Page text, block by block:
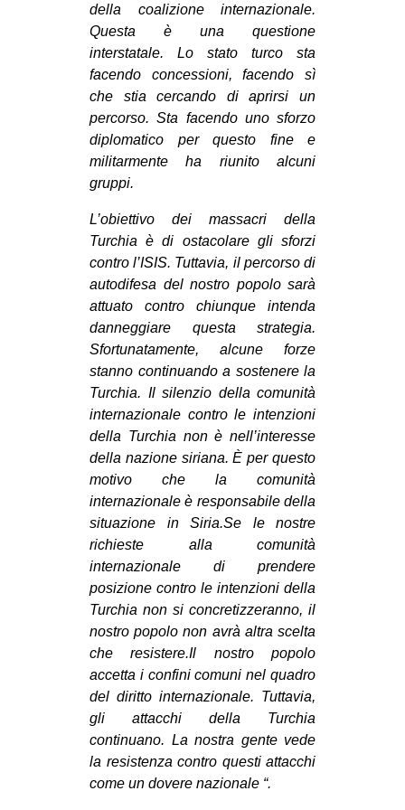
della coalizione internazionale.
Questa è una questione
interstatale. Lo stato turco sta
facendo concessioni, facendo sì
che stia cercando di aprirsi un
percorso. Sta facendo uno sforzo
diplomatico per questo fine e
militarmente ha riunito alcuni
gruppi.
L’obiettivo dei massacri della
Turchia è di ostacolare gli sforzi
contro l’ISIS. Tuttavia, il percorso di
autodifesa del nostro popolo sarà
attuato contro chiunque intenda
danneggiare questa strategia.
Sfortunatamente, alcune forze
stanno continuando a sostenere la
Turchia. Il silenzio della comunità
internazionale contro le intenzioni
della Turchia non è nell’interesse
della nazione siriana. È per questo
motivo che la comunità
internazionale è responsabile della
situazione in Siria.Se le nostre
richieste alla comunità
internazionale di prendere
posizione contro le intenzioni della
Turchia non si concretizzeranno, il
nostro popolo non avrà altra scelta
che resistere.Il nostro popolo
accetta i confini comuni nel quadro
del diritto internazionale. Tuttavia,
gli attacchi della Turchia
continuano. La nostra gente vede
la resistenza contro questi attacchi
come un dovere nazionale “.